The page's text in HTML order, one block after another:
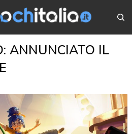
ANNUNCIATO IL